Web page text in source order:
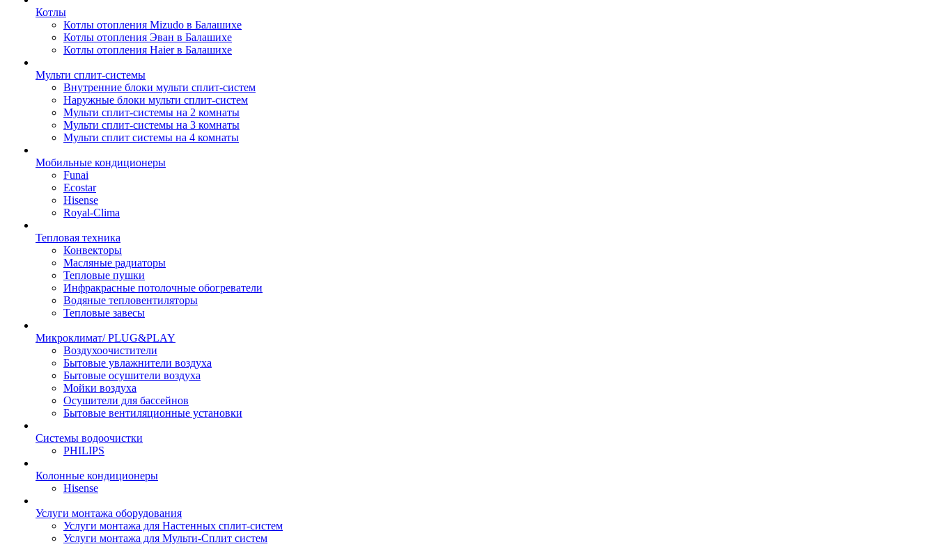
Котлы
Котлы отопления Mizudo в Балашихе
Котлы отопления Эван в Балашихе
Котлы отопления Haier в Балашихе
Мульти сплит-системы
Внутренние блоки мульти сплит-систем
Наружные блоки мульти сплит-систем
Мульти сплит-системы на 2 комнаты
Мульти сплит-системы на 3 комнаты
Мульти сплит системы на 4 комнаты
Мобильные кондиционеры
Funai
Ecostar
Hisense
Royal-Clima
Тепловая техника
Конвекторы
Масляные радиаторы
Тепловые пушки
Инфракрасные потолочные обогреватели
Водяные тепловентиляторы
Тепловые завесы
Микроклимат/ PLUG&PLAY
Воздухоочистители
Бытовые увлажнители воздуха
Бытовые осушители воздуха
Мойки воздуха
Осушители для бассейнов
Бытовые вентиляционные установки
Системы водоочистки
PHILIPS
Колонные кондиционеры
Hisense
Услуги монтажа оборудования
Услуги монтажа для Настенных сплит-систем
Услуги монтажа для Мульти-Сплит систем